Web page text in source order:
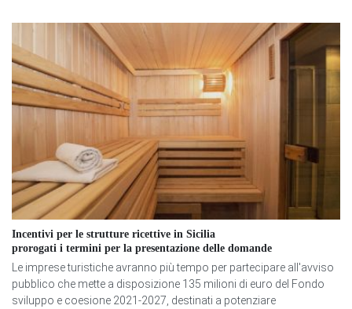
Incentivi per le strutture ricettive in Sicilia
prorogati i termini per la presentazione delle domande
Le imprese turistiche avranno più tempo per partecipare all'avviso
pubblico che mette a disposizione 135 milioni di euro del Fondo
sviluppo e coesione 2021-2027, destinati a potenziare